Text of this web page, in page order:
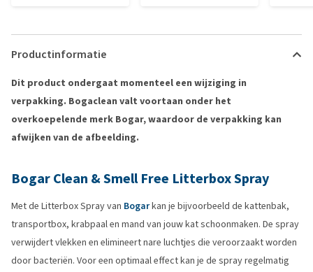
Productinformatie
Dit product ondergaat momenteel een wijziging in
verpakking. Bogaclean valt voortaan onder het
overkoepelende merk Bogar, waardoor de verpakking kan
afwijken van de afbeelding.
Bogar Clean & Smell Free Litterbox Spray
Met de Litterbox Spray van Bogarkan je bijvoorbeeld de kattenbak,
transportbox, krabpaal en mand van jouw kat schoonmaken. De spray
verwijdert vlekken en elimineert nare luchtjes die veroorzaakt worden
door bacteriën. Voor een optimaal effect kan je de spray regelmatig